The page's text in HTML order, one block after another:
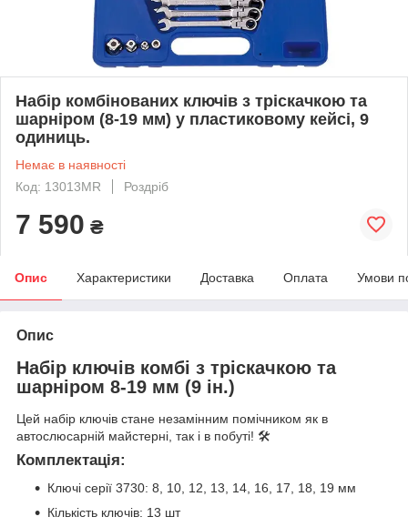
Набір комбінованих ключів з тріскачкою та
шарніром (8-19 мм) у пластиковому кейсі, 9
одиниць.
Немає в наявності
Код: 13013MR
Роздріб
7 590 ₴
Опис Характеристики Доставка Оплата Умови
Опис
Набір ключів комбі з тріскачкою та
шарніром 8-19 мм (9 ін.)
Цей набір ключів стане незамінним помічником як в
автослюсарній майстерні, так і в побуті! 🛠️
Комплектація:
Ключі серії 3730: 8, 10, 12, 13, 14, 16, 17, 18, 19 мм
Кількість ключів: 13 шт